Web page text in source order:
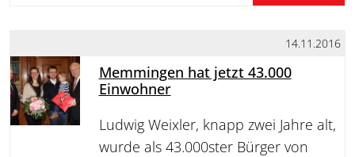
14.11.2016
Memmingen hat jetzt 43.000
Einwohner
Ludwig Weixler, knapp zwei Jahre alt,
wurde als 43.000ster Bürger von